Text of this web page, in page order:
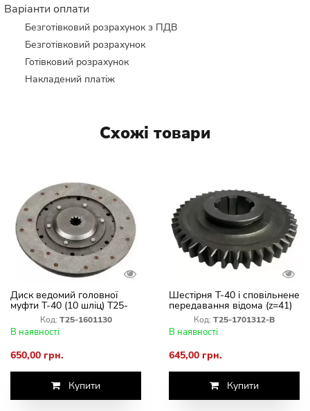
Варіанти оплати
Безготівковий розрахунок з ПДВ
Безготівковий розрахунок
Готівковий розрахунок
Накладений платіж
Схожі товари
Диск ведомий головної
муфти Т-40 (10 шліц) Т25-
1601130Код: Т25-1601130
В наявності
650,00 грн.
Купити
Шестірня Т-40 і сповільнене
передавання відома (z=41)
Т25-1701312-В
Код: Т25-1701312-В
В наявності
645,00 грн.
Купити